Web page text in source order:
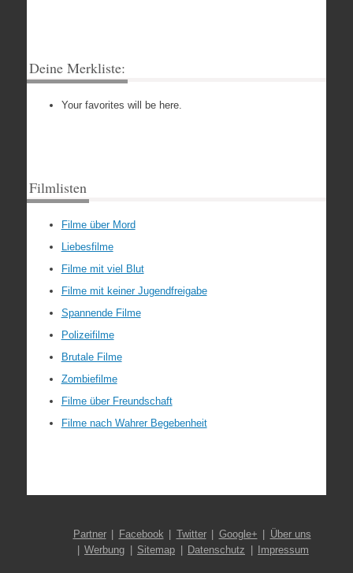
Deine Merkliste:
Your favorites will be here.
Filmlisten
Filme über Mord
Liebesfilme
Filme mit viel Blut
Filme mit keiner Jugendfreigabe
Spannende Filme
Polizeifilme
Brutale Filme
Zombiefilme
Filme über Freundschaft
Filme nach Wahrer Begebenheit
Partner Facebook Twitter Google+
Über uns
Werbung
Sitemap Datenschutz Impressum